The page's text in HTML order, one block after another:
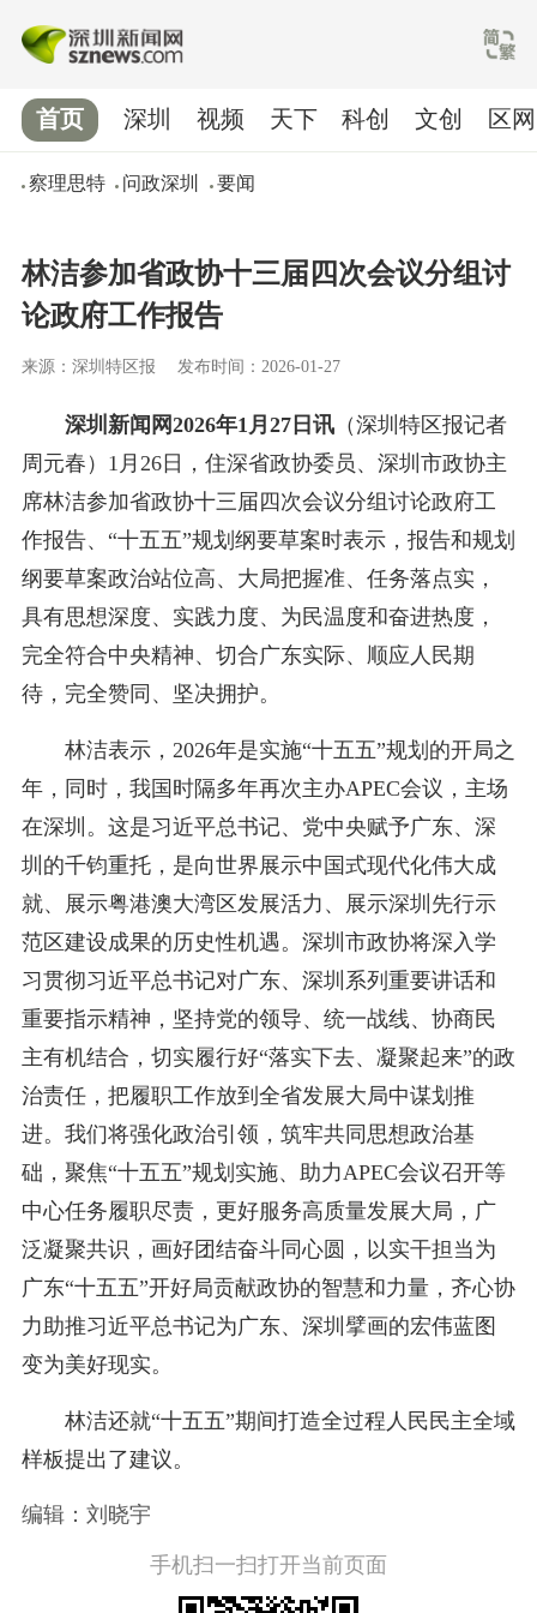
首页
察理思特 问政深圳 要闻
深圳 视频 天下 科创 文创 区网
林洁参加省政协十三届四次会议分组讨
论政府工作报告
来源：深圳特区报 发布时间：2026-01-27
深圳新闻网2026年1月27日讯（深圳特区报记者
周元春）1月26日，住深省政协委员、深圳市政协主
席林洁参加省政协十三届四次会议分组讨论政府工
作报告、“十五五”规划纲要草案时表示，报告和规划
纲要草案政治站位高、大局把握准、任务落点实，
具有思想深度、实践力度、为民温度和奋进热度，
完全符合中央精神、切合广东实际、顺应人民期
待，完全赞同、坚决拥护。
林洁表示，2026年是实施“十五五”规划的开局之
年，同时，我国时隔多年再次主办APEC会议，主场
在深圳。这是习近平总书记、党中央赋予广东、深
圳的千钧重托，是向世界展示中国式现代化伟大成
就、展示粤港澳大湾区发展活力、展示深圳先行示
范区建设成果的历史性机遇。深圳市政协将深入学
习贯彻习近平总书记对广东、深圳系列重要讲话和
重要指示精神，坚持党的领导、统一战线、协商民
主有机结合，切实履行好“落实下去、凝聚起来”的政
治责任，把履职工作放到全省发展大局中谋划推
进。我们将强化政治引领，筑牢共同思想政治基
础，聚焦“十五五”规划实施、助力APEC会议召开等
中心任务履职尽责，更好服务高质量发展大局，广
泛凝聚共识，画好团结奋斗同心圆，以实干担当为
广东“十五五”开好局贡献政协的智慧和力量，齐心协
力助推习近平总书记为广东、深圳擘画的宏伟蓝图
变为美好现实。
林洁还就“十五五”期间打造全过程人民民主全域
样板提出了建议。
编辑：刘晓宇
手机扫一扫打开当前页面